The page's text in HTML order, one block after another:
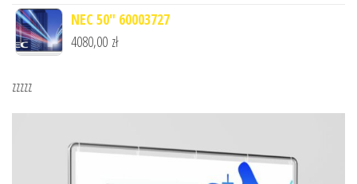
NEC 50" 60003727
4080,00 zł
zzzzz